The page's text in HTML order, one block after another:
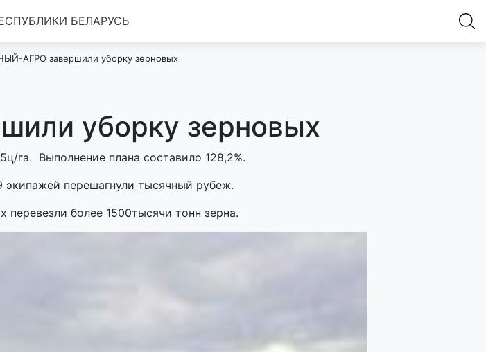
БЕЛАРУСЬ
АГРО завершили уборку зерновых
уборку зерновых
га. Выполнение плана составило 128,2%.
перешагнули тысячный рубеж.
перевезли более 1500тысячи тонн зерна.